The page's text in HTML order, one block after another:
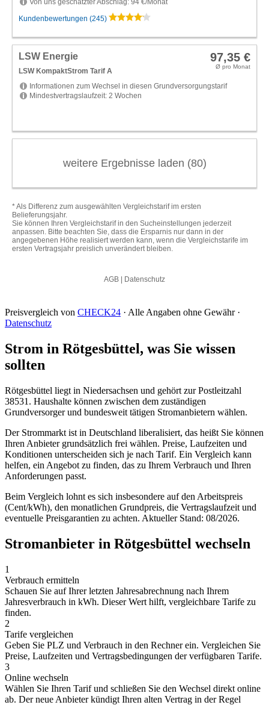
Preisvergleich von CHECK24 · Alle Angaben ohne Gewähr ·
Datenschutz
Strom in Rötgesbüttel, was Sie wissen
sollten
Rötgesbüttel liegt in Niedersachsen und gehört zur Postleitzahl
38531. Haushalte können zwischen dem zuständigen
Grundversorger und bundesweit tätigen Stromanbietern wählen.
Der Strommarkt ist in Deutschland liberalisiert, das heißt Sie können
Ihren Anbieter grundsätzlich frei wählen. Preise, Laufzeiten und
Konditionen unterscheiden sich je nach Tarif. Ein Vergleich kann
helfen, ein Angebot zu finden, das zu Ihrem Verbrauch und Ihren
Anforderungen passt.
Beim Vergleich lohnt es sich insbesondere auf den Arbeitspreis
(Cent/kWh), den monatlichen Grundpreis, die Vertragslaufzeit und
eventuelle Preisgarantien zu achten. Aktueller Stand: 08/2026.
Stromanbieter in Rötgesbüttel wechseln
1
Verbrauch ermitteln
Schauen Sie auf Ihrer letzten Jahresabrechnung nach Ihrem
Jahresverbrauch in kWh. Dieser Wert hilft, vergleichbare Tarife zu
finden.
2
Tarife vergleichen
Geben Sie PLZ und Verbrauch in den Rechner ein. Vergleichen Sie
Preise, Laufzeiten und Vertragsbedingungen der verfügbaren Tarife.
3
Online wechseln
Wählen Sie Ihren Tarif und schließen Sie den Wechsel direkt online
ab. Der neue Anbieter kündigt Ihren alten Vertrag in der Regel